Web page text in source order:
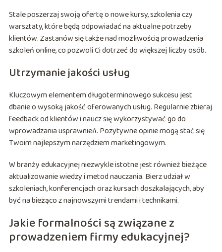
Stale poszerzaj swoją ofertę o nowe kursy, szkolenia czy
warsztaty, które będą odpowiadać na aktualne potrzeby
klientów. Zastanów się także nad możliwością prowadzenia
szkoleń online, co pozwoli Ci dotrzeć do większej liczby osób.
Utrzymanie jakości usług
Kluczowym elementem długoterminowego sukcesu jest
dbanie o wysoką jakość oferowanych usług. Regularnie zbieraj
feedback od klientów i naucz się wykorzystywać go do
wprowadzania usprawnień. Pozytywne opinie mogą stać się
Twoim najlepszym narzędziem marketingowym.
W branży edukacyjnej niezwykle istotne jest również bieżące
aktualizowanie wiedzy i metod nauczania. Bierz udział w
szkoleniach, konferencjach oraz kursach doszkalających, aby
być na bieżąco z najnowszymi trendami i technikami.
Jakie formalności są związane z
prowadzeniem firmy edukacyjnej?